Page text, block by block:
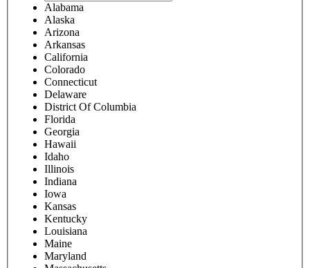
Alabama
Alaska
Arizona
Arkansas
California
Colorado
Connecticut
Delaware
District Of Columbia
Florida
Georgia
Hawaii
Idaho
Illinois
Indiana
Iowa
Kansas
Kentucky
Louisiana
Maine
Maryland